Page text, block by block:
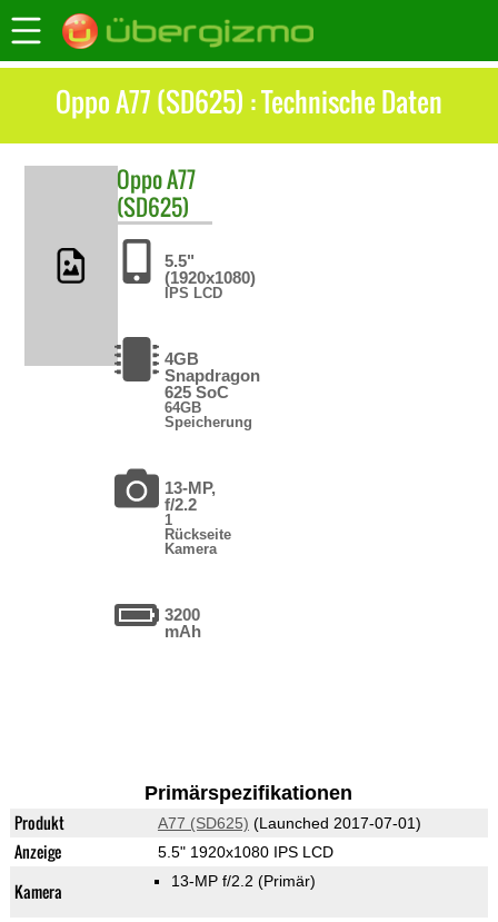
Oppo A77 (SD625) : Technische Daten
OppoA77
(SD625)
5.5"
(1920x1080)
IPS LCD
4GB
Snapdragon
625 SoC
64GB
Speicherung
13-MP,
f/2.2
1
Rückseite
Kamera
3200
mAh
Primärspezifikationen
Produkt A77 (SD625) (Launched 2017-07-01)
Anzeige 5.5" 1920x1080 IPS LCD
Kamera 13-MP f/2.2 (Primär)